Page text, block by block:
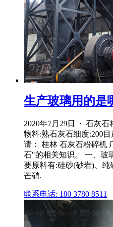
生产玻璃用的是
2020年7月29日 · 石灰石
物料:熟石灰石细度:200
请： 桂林 石灰石粉碎机
石"的相关知识。 一、玻
要原料有:硅砂(砂岩)、纯
芒硝.
联系电话: 180 3780 8511